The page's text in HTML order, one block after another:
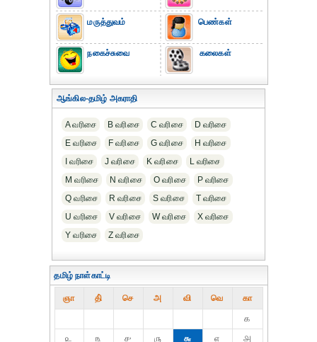
மருத்துவம்
நகைச்சுவை
பெண்கள்
கலைகள்
ஆங்கில-தமிழ் அகராதி
A வரிசை B வரிசை C வரிசை
D வரிசை
E வரிசை
F வரிசை G வரிசை
H வரிசை
I வரிசை
J வரிசை K வரிசை
L வரிசை
M வரிசை
N வரிசை O வரிசை
P வரிசை
Q வரிசை
R வரிசை S வரிசை
T வரிசை
U வரிசை
V வரிசை W வரிசை
X வரிசை
Y வரிசை
Z வரிசை
தமிழ் நாள்காட்டி
ஞா தி் செ அ வி வெ கா
௧
௨
௩ ௪ ௫ ௬ ௭ ௮